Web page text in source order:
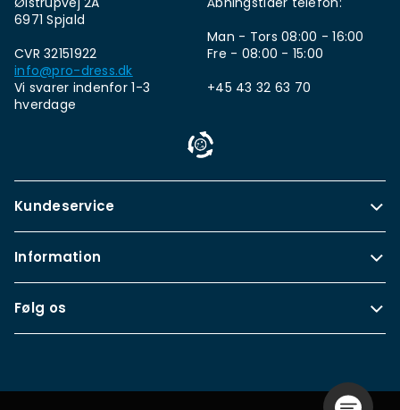
6971 Spjald
CVR 32151922
info@pro-dress.dk
Vi svarer indenfor 1-3
hverdage
Man - Tors 08:00 - 16:00
Fre - 08:00 - 15:00
+45 43 32 63 70
Kundeservice
Information
Følg os